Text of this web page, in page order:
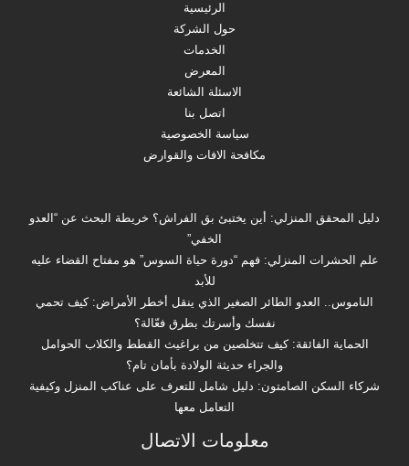
الرئيسية
حول الشركة
الخدمات
المعرض
الاسئلة الشائعة
اتصل بنا
سياسة الخصوصية
مكافحة الافات والقوارض
دليل المحقق المنزلي: أين يختبئ بق الفراش؟ خريطة البحث عن “العدو
الخفي”
علم الحشرات المنزلي: فهم “دورة حياة السوس” هو مفتاح القضاء عليه
للأبد
الناموس.. العدو الطائر الصغير الذي ينقل أخطر الأمراض: كيف تحمي
نفسك وأسرتك بطرق فعّالة؟
الحماية الفائقة: كيف تتخلصين من براغيث القطط والكلاب الحوامل
والجراء حديثة الولادة بأمان تام؟
شركاء السكن الصامتون: دليل شامل للتعرف على عناكب المنزل وكيفية
التعامل معها
معلومات الاتصال